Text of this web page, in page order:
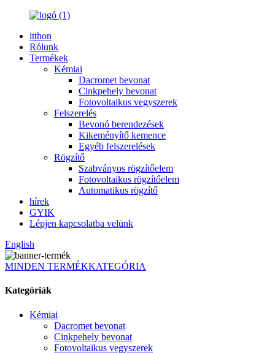
itthon
Rólunk
Termékek
Kémiai
Dacromet bevonat
Cinkpehely bevonat
Fotovoltaikus vegyszerek
Felszerelés
Bevonó berendezések
Kikeményítő kemence
Egyéb felszerelések
Rögzítő
Szabványos rögzítőelem
Fotovoltaikus rögzítőelem
Automatikus rögzítő
hírek
GYIK
Lépjen kapcsolatba velünk
English
MINDEN TERMÉKKATEGÓRIA
Kategóriák
Kémiai
Dacromet bevonat
Cinkpehely bevonat
Fotovoltaikus vegyszerek